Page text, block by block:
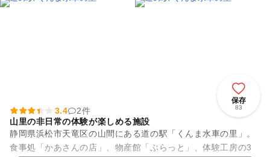
保存
83
3.4
2件
山里の非日常の体験が楽しめる施設
静岡県浜松市天竜区の山間にある道の駅「くんま水車の里」。
食事処「かあさんの店」、物産館「ぶらっと」、体験工房の3